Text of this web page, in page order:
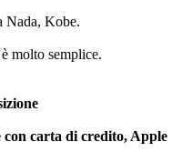
Nada, Kobe.
molto semplice.
carta di credito, Apple